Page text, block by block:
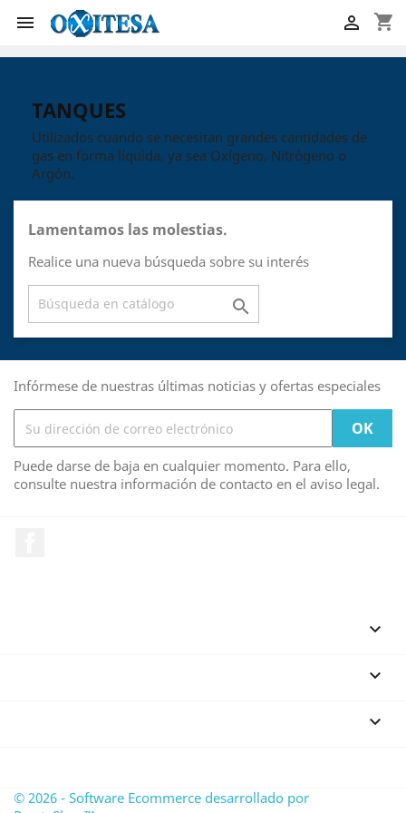
 shopping_cart

TANQUES
Utilizados cuando se necesitan grandes cantidades de
gas en forma líquida, ya sea Oxígeno, Nitrógeno o
Argón.
Lamentamos las molestias.
Realice una nueva búsqueda sobre su interés

Infórmese de nuestras últimas noticias y ofertas especiales
Puede darse de baja en cualquier momento. Para ello,
consulte nuestra información de contacto en el aviso legal.



© 2026 - Software Ecommerce desarrollado por